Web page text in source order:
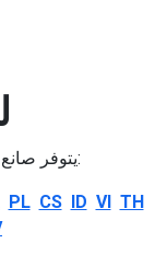
يتوفر صانع شعار الحلاق الخاص بنا بلغات مختلفة:
PL CS ID VI TH